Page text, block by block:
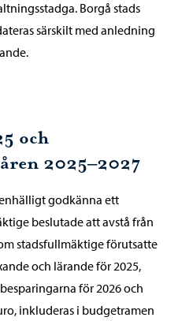
Borgå stads
särskilt med anledning
och
2025–2027
godkänna ett
beslutade att avstå från
stadsfullmäktige förutsatte
och lärande för 2025,
för 2026 och
inkluderas i budgetramen